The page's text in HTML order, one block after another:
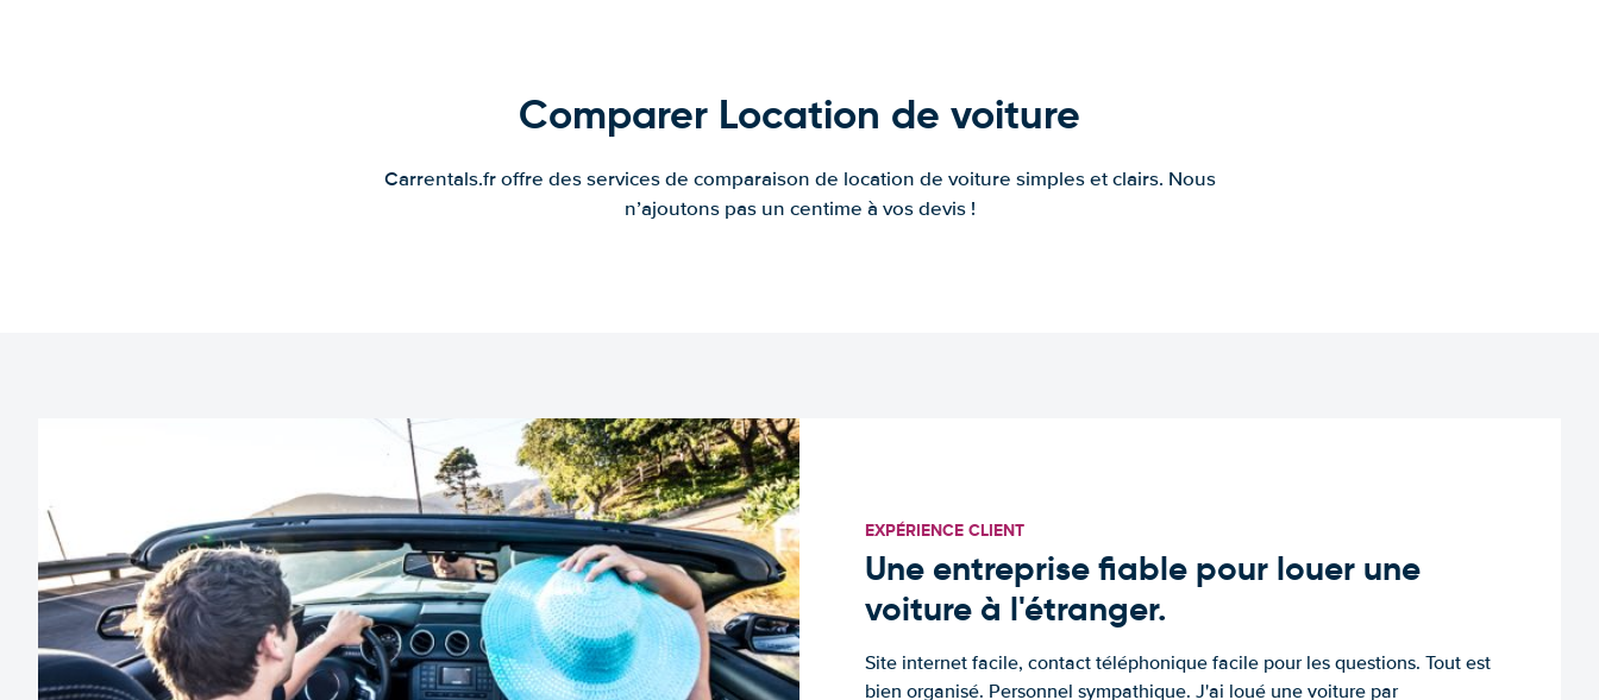
Comparer Location de voiture
Carrentals.fr offre des services de comparaison de location de voiture simples et clairs. Nous
n’ajoutons pas un centime à vos devis !
EXPÉRIENCE CLIENT
Une entreprise fiable pour louer une
voiture à l'étranger.
Site internet facile, contact téléphonique facile pour les questions. Tout est
bien organisé. Personnel sympathique. J'ai loué une voiture par